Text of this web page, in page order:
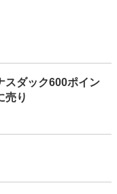
スダック600ポイン
売り